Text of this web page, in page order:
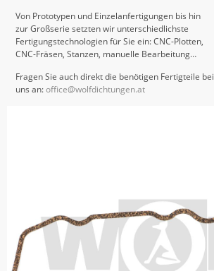
Von Prototypen und Einzelanfertigungen bis hin
zur Großserie setzten wir unterschiedlichste
Fertigungstechnologien für Sie ein: CNC-Plotten,
CNC-Fräsen, Stanzen, manuelle Bearbeitung…
Fragen Sie auch direkt die benötigen Fertigteile bei
uns an:office@wolfdichtungen.at